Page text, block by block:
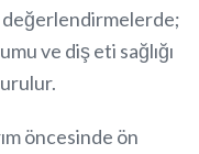
değerlendirmelerde;
ve diş eti sağlığı
öncesinde ön